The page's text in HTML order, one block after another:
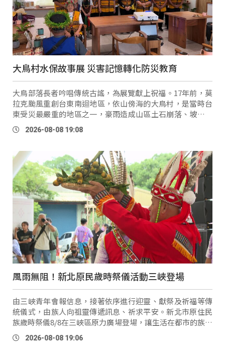
大鳥村水保故事展 災害記憶轉化防災教育
大鳥部落長者吟唱傳統古謠，為展覽獻上祝福。17年前，莫
拉克颱風重創台東南迴地區，依山傍海的大鳥村，是當時台
東受災最嚴重的地區之一，豪雨造成山區土石崩落、坡地崩
塌及土砂堆積，不僅道路中斷、家園受損，也成為許多族人
至今難忘的記 …
2026-08-08 19:08
風雨無阻！新北原民歲時祭儀活動三峽登場
由三峽青年會報信息，接著依序進行迎靈、獻祭及祈福等傳
統儀式，由族人向祖靈傳遞訊息、祈求平安。新北市原住民
族歲時祭儀8/8在三峽區原力廣場登場，讓生活在都市的族人
透過祭儀凝聚感情，也重新找回文化與祖靈的連結。 三峽青
年會副 …
2026-08-08 19:06